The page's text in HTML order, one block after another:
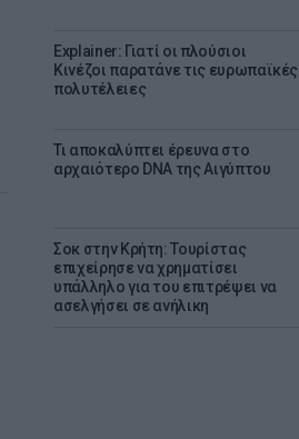
Explainer: Γιατί οι πλούσιοι
Κινέζοι παρατάνε τις ευρωπαϊκές
πολυτέλειες
Τι αποκαλύπτει έρευνα στο
αρχαιότερο DNA της Αιγύπτου
Σοκ στην Κρήτη: Τουρίστας
επιχείρησε να χρηματίσει
υπάλληλο για του επιτρέψει να
ασελγήσει σε ανήλικη